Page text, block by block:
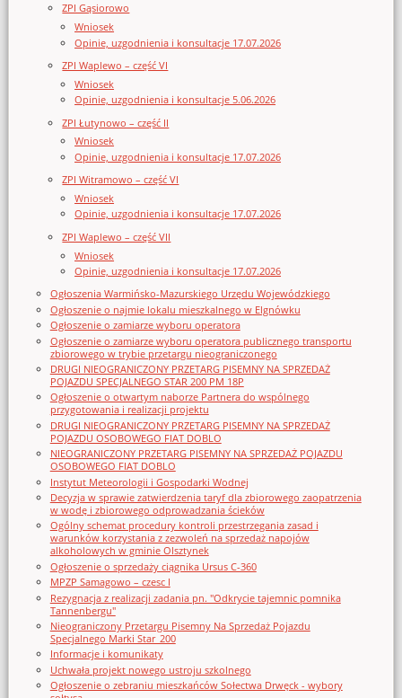
ZPI Gąsiorowo
Wniosek
Opinie, uzgodnienia i konsultacje 17.07.2026
ZPI Waplewo – część VI
Wniosek
Opinie, uzgodnienia i konsultacje 5.06.2026
ZPI Łutynowo – część II
Wniosek
Opinie, uzgodnienia i konsultacje 17.07.2026
ZPI Witramowo – część VI
Wniosek
Opinie, uzgodnienia i konsultacje 17.07.2026
ZPI Waplewo – część VII
Wniosek
Opinie, uzgodnienia i konsultacje 17.07.2026
Ogłoszenia Warmińsko-Mazurskiego Urzędu Wojewódzkiego
Ogłoszenie o najmie lokalu mieszkalnego w Elgnówku
Ogłoszenie o zamiarze wyboru operatora
Ogłoszenie o zamiarze wyboru operatora publicznego transportu
zbiorowego w trybie przetargu nieograniczonego
DRUGI NIEOGRANICZONY PRZETARG PISEMNY NA SPRZEDAŻ
POJAZDU SPECJALNEGO STAR 200 PM 18P
Ogłoszenie o otwartym naborze Partnera do wspólnego
przygotowania i realizacji projektu
DRUGI NIEOGRANICZONY PRZETARG PISEMNY NA SPRZEDAŻ
POJAZDU OSOBOWEGO FIAT DOBLO
NIEOGRANICZONY PRZETARG PISEMNY NA SPRZEDAŻ POJAZDU
OSOBOWEGO FIAT DOBLO
Instytut Meteorologii i Gospodarki Wodnej
Decyzja w sprawie zatwierdzenia taryf dla zbiorowego zaopatrzenia
w wodę i zbiorowego odprowadzania ścieków
Ogólny schemat procedury kontroli przestrzegania zasad i
warunków korzystania z zezwoleń na sprzedaż napojów
alkoholowych w gminie Olsztynek
Ogłoszenie o sprzedaży ciągnika Ursus C-360
MPZP Samagowo – czesc I
Rezygnacja z realizacji zadania pn. "Odkrycie tajemnic pomnika
Tannenbergu"
Nieograniczony Przetargu Pisemny Na Sprzedaż Pojazdu
Specjalnego Marki Star_200
Informacje i komunikaty
Uchwała projekt nowego ustroju szkolnego
Ogłoszenie o zebraniu mieszkańców Sołectwa Drwęck - wybory